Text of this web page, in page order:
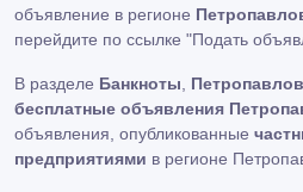
объявление в регионе
перейдите по ссылке "Подать
В разделе Банкноты
бесплатные объявления
объявления, опубликованные
предприятиями в регионе